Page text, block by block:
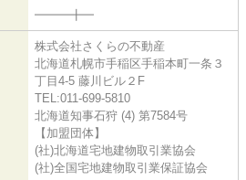
━━━╋━
株式会社さくらの不動産
北海道札幌市手稲区手稲本町一条３
丁目4-5 藤川ビル２F
TEL:011-699-5810
北海道知事石狩 (4) 第7584号
【加盟団体】
(社)北海道宅地建物取引業協会
(社)全国宅地建物取引業保証協会